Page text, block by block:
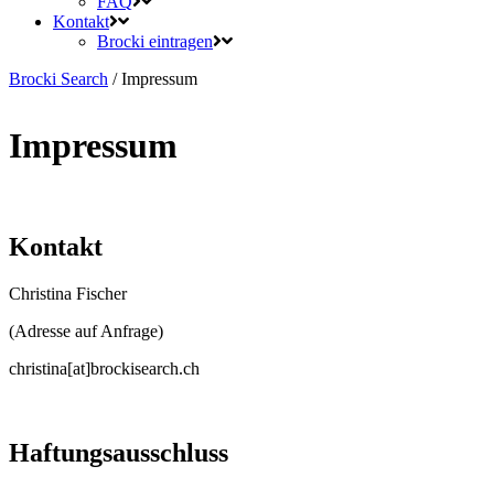
Kontakt
Brocki eintragen
Brocki Search /Impressum
Impressum
Kontakt
Christina Fischer
(Adresse auf Anfrage)
christina[at]brockisearch.ch
Haftungsausschluss